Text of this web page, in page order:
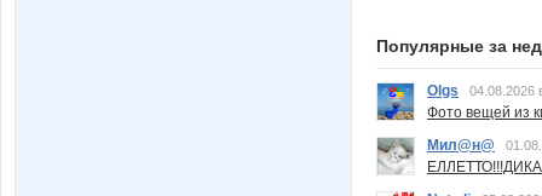
Популярные за
Olgs 04.08.2026
Фото вещей из
Мил@н@